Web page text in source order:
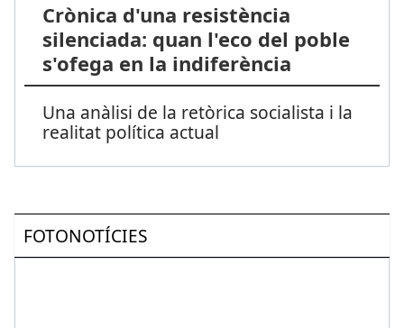
Crònica d'una resistència
silenciada: quan l'eco del poble
s'ofega en la indiferència
Una anàlisi de la retòrica socialista i la
realitat política actual
FOTONOTÍCIES